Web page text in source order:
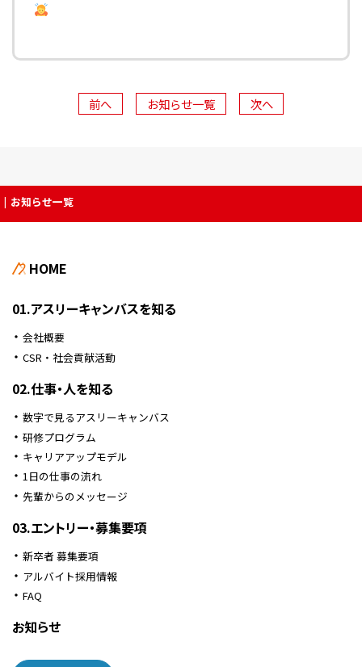
前へ お知らせ一覧 次へ
お知らせ一覧
HOME
01.アスリーキャンバスを知る
会社概要
CSR・社会貢献活動
02.仕事・人を知る
数字で見るアスリーキャンバス
研修プログラム
キャリアアップモデル
1日の仕事の流れ
先輩からのメッセージ
03.エントリー・募集要項
新卒者 募集要項
アルバイト採用情報
FAQ
お知らせ